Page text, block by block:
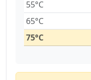
55°C
65°C
75°C